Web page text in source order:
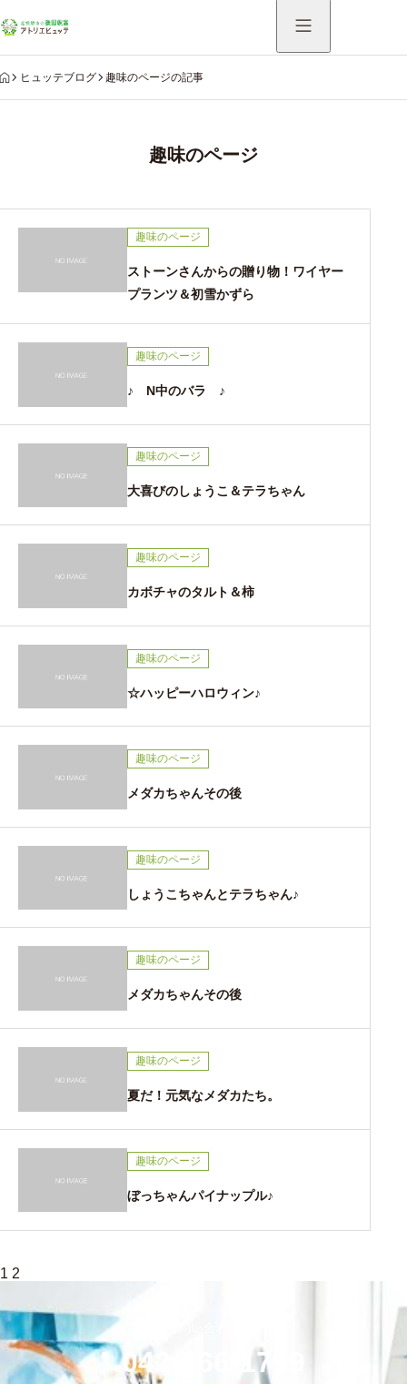
HOME
ヒュッテブログ 趣味のページの記事
趣味のページ
趣味のページ
ストーンさんからの贈り物！ワイヤー
プランツ＆初雪かずら
趣味のページ
♪ N中のバラ ♪
趣味のページ
大喜びのしょうこ＆テラちゃん
趣味のページ
カボチャのタルト＆柿
趣味のページ
☆ハッピーハロウィン♪
趣味のページ
メダカちゃんその後
趣味のページ
しょうこちゃんとテラちゃん♪
趣味のページ
メダカちゃんその後
趣味のページ
夏だ！元気なメダカたち。
趣味のページ
ぼっちゃんパイナップル♪
投
ペ
ー
ジ
り
1 2
お気軽にお問い合わせください
042-766-1799